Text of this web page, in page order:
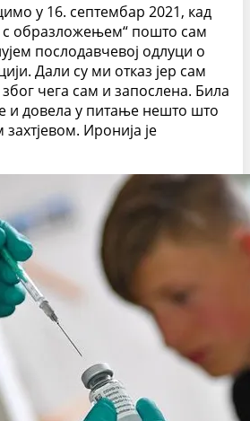
у 16. септембар 2021, кад
с образложењем“ пошто сам
послодавчевој одлуци о
Дали су ми отказ јер сам
чега сам и запослена. Била
и довела у питање нешто што
Иронија је